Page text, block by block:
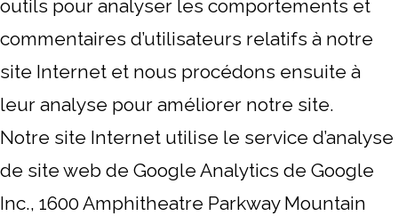
outils pour analyser les comportements et
commentaires d’utilisateurs relatifs à notre
site Internet et nous procédons ensuite à
leur analyse pour améliorer notre site.
Notre site Internet utilise le service d’analyse
de site web de Google Analytics de Google
Inc., 1600 Amphitheatre Parkway Mountain